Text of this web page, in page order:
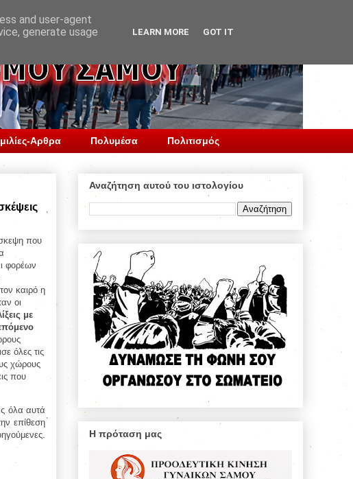
Αρθρα Πολυμέσα Πολιτισμός
που
φορέων
καιρό η
οι
με
όλες τις
χώρους
που
όλα αυτά
επίθεση
Αναζήτηση αυτού του ιστολογίου
Η πρόταση μας
and user-agent
generate usage
LEARN MORE GOT IT